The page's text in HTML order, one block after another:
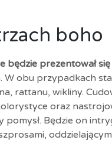
boho
będzie prezentował się
obu przypadkach
rattanu, wikliny.
oraz
pomysł. Będzie on